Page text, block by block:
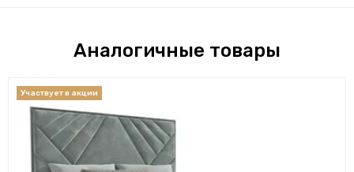
Аналогичные товары